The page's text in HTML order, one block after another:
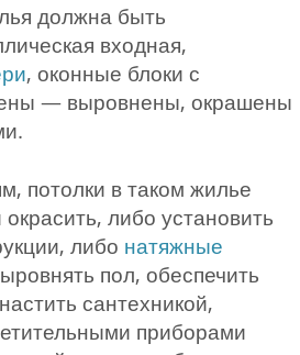
должна быть
входная,
, оконные блоки с
— выровнены, окрашены
потолки в таком жилье
либо установить
либо натяжные
пол, обеспечить
сантехникой,
приборами